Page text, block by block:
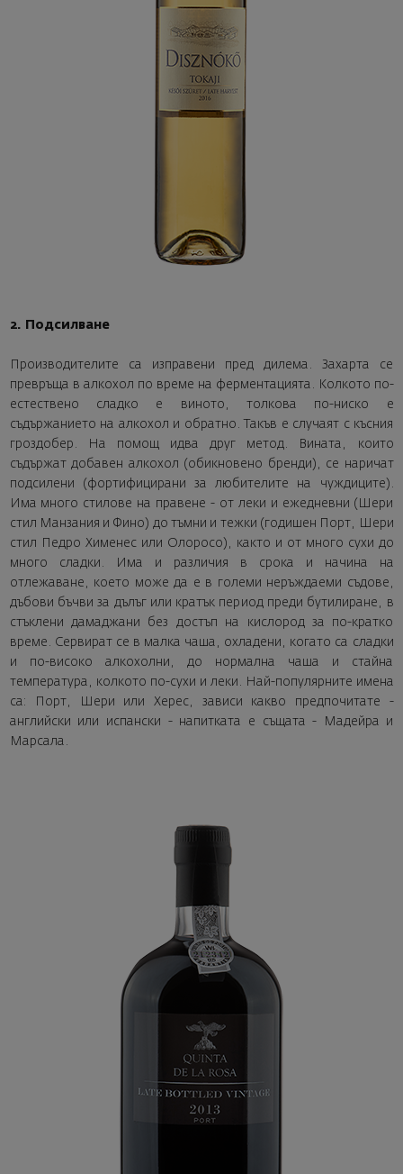
2. Подсилване
Производителите са изправени пред дилема. Захарта се
превръща в алкохол по време на ферментацията. Колкото по-
естествено сладко е виното, толкова по-ниско е
съдържанието на алкохол и обратно. Такъв е случаят с късния
гроздобер. На помощ идва друг метод. Вината, които
съдържат добавен алкохол (обикновено бренди), се наричат
подсилени (фортифицирани за любителите на чуждиците).
Има много стилове на правене - от леки и ежедневни (Шери
стил Манзания и Фино) до тъмни и тежки (годишен Порт, Шери
стил Педро Хименес или Олоросо), както и от много сухи до
много сладки. Има и различия в срока и начина на
отлежаване, което може да е в големи неръждаеми съдове,
дъбови бъчви за дълъг или кратък период преди бутилиране, в
стъклени дамаджани без достъп на кислород за по-кратко
време. Сервират се в малка чаша, охладени, когато са сладки
и по-високо алкохолни, до нормална чаша и стайна
температура, колкото по-сухи и леки. Най-популярните имена
са: Порт, Шери или Херес, зависи какво предпочитате -
английски или испански - напитката е същата - Мадейра и
Марсала.